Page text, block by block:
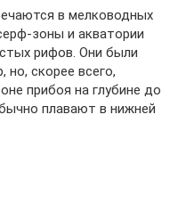
в мелководных
зоны и акватории
рифов. Они были
но, скорее всего,
прибоя на глубине до
плавают в нижней